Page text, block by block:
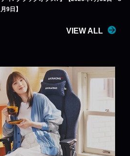
月9日】
VIEW ALL